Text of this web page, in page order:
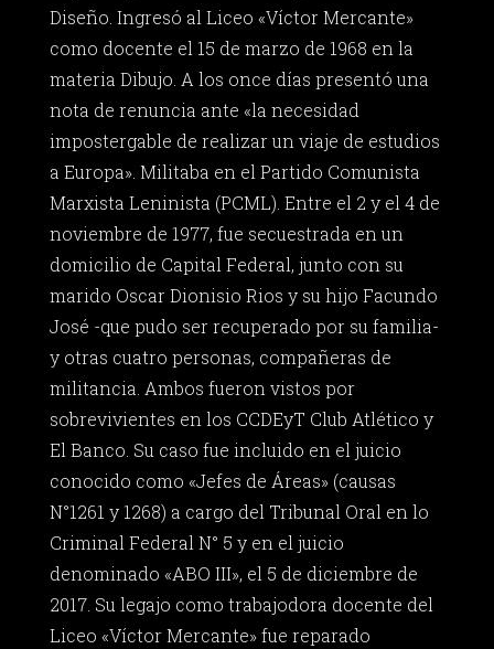
Diseño. Ingresó al Liceo «Víctor Mercante»
como docente el 15 de marzo de 1968 en la
materia Dibujo. A los once días presentó una
nota de renuncia ante «la necesidad
impostergable de realizar un viaje de estudios
a Europa». Militaba en el Partido Comunista
Marxista Leninista (PCML). Entre el 2 y el 4 de
noviembre de 1977, fue secuestrada en un
domicilio de Capital Federal, junto con su
marido Oscar Dionisio Rios y su hijo Facundo
José -que pudo ser recuperado por su familia-
y otras cuatro personas, compañeras de
militancia. Ambos fueron vistos por
sobrevivientes en los CCDEyT Club Atlético y
El Banco. Su caso fue incluido en el juicio
conocido como «Jefes de Áreas» (causas
N°1261 y 1268) a cargo del Tribunal Oral en lo
Criminal Federal N° 5 y en el juicio
denominado «ABO III», el 5 de diciembre de
2017. Su legajo como trabajodora docente del
Liceo «Víctor Mercante» fue reparado